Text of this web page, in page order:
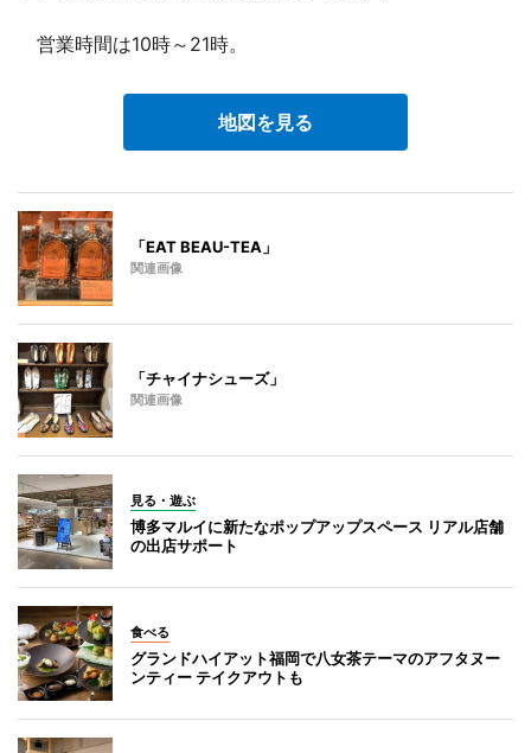
営業時間は10時～21時。
地図を見る
「EAT BEAU-TEA」
関連画像
「チャイナシューズ」
関連画像
見る・遊ぶ
博多マルイに新たなポップアップスペース リアル店舗
の出店サポート
食べる
グランドハイアット福岡で八女茶テーマのアフタヌー
ンティー テイクアウトも